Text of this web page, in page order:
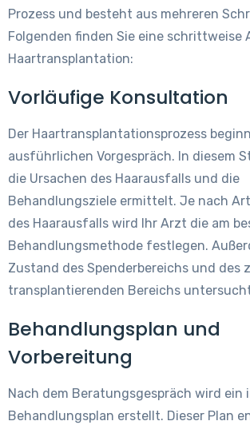
Prozess und besteht aus mehreren
Folgenden finden Sie eine schrittweise
Haartransplantation:
Vorläufige Konsultation
Der Haartransplantationsprozess
ausführlichen Vorgespräch. In diesem
die Ursachen des Haarausfalls und die
Behandlungsziele ermittelt. Je nach
des Haarausfalls wird Ihr Arzt die am
Behandlungsmethode festlegen.
Zustand des Spenderbereichs und des
transplantierenden Bereichs
Behandlungsplan und
Vorbereitung
Nach dem Beratungsgespräch wird ein
Behandlungsplan erstellt. Dieser Plan